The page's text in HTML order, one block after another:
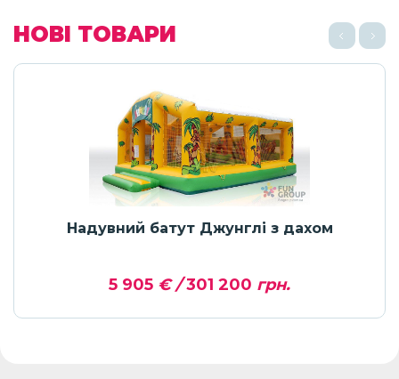
НОВІ ТОВАРИ
Надувний батут Джунглі з дахом
5 905 € /301 200 грн.